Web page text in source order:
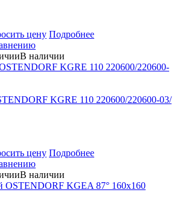
цену Подробнее
В наличии
KGRE 110 220600/220600-03/
цену Подробнее
В наличии